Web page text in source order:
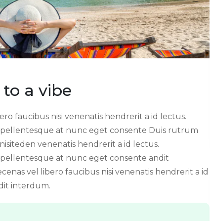
a vibe
faucibus nisi venenatis hendrerit a id lectus.
at nunc eget consente Duis rutrum
venenatis hendrerit a id lectus.
at nunc eget consente andit
vel libero faucibus nisi venenatis hendrerit a id
interdum.